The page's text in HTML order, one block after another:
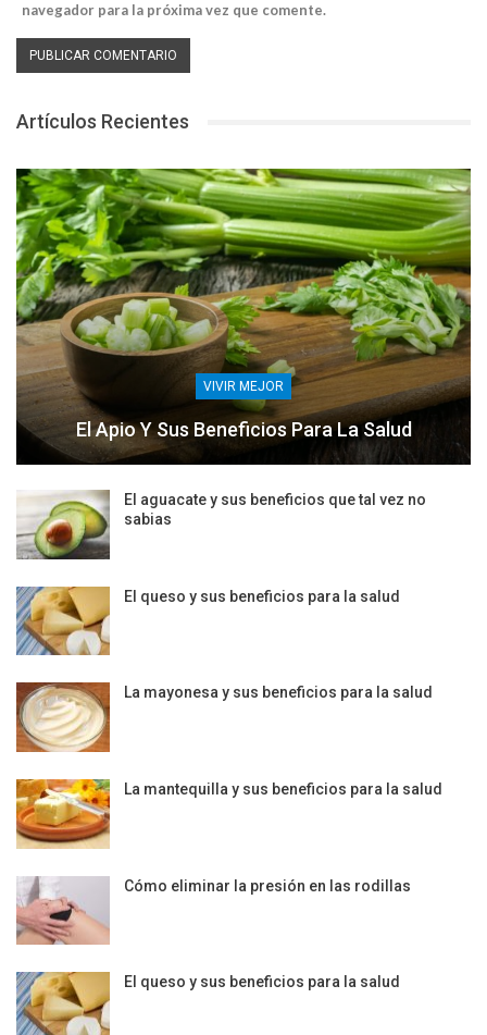
navegador para la próxima vez que comente.
Artículos Recientes
VIVIR MEJOR
El Apio Y Sus Beneficios Para La Salud
El aguacate y sus beneficios que tal vez no
sabias
El queso y sus beneficios para la salud
La mayonesa y sus beneficios para la salud
La mantequilla y sus beneficios para la salud
Cómo eliminar la presión en las rodillas
El queso y sus beneficios para la salud